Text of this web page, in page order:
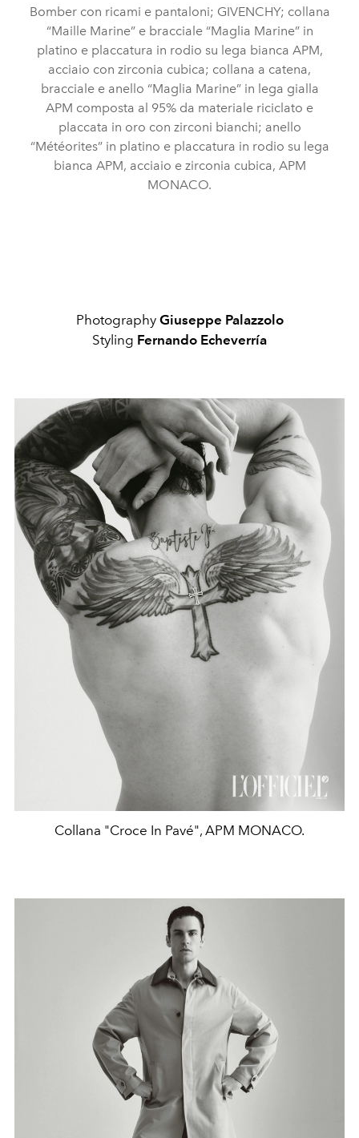
Bomber con ricami e pantaloni; GIVENCHY; collana
“Maille Marine” e bracciale “Maglia Marine” in
platino e placcatura in rodio su lega bianca APM,
acciaio con zirconia cubica; collana a catena,
bracciale e anello “Maglia Marine” in lega gialla
APM composta al 95% da materiale riciclato e
placcata in oro con zirconi bianchi; anello
“Météorites” in platino e placcatura in rodio su lega
bianca APM, acciaio e zirconia cubica, APM
MONACO.
Photography Giuseppe Palazzolo
Styling Fernando Echeverría
Collana "Croce In Pavé", APM MONACO.